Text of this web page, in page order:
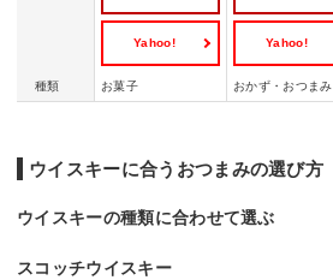
Yahoo! Yahoo!
種類 お菓子 おかず・おつまみ
ウイスキーに合うおつまみの選び方
ウイスキーの種類に合わせて選ぶ
スコッチウイスキー